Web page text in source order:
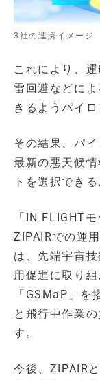
3社の連携イメージ
これにより、
雷回避などに
きるようパイ
その結果、パ
最新の悪天候
トを選択でき
「IN FLIGHT
ZIPAIRでの運
は、先端宇宙
用促進に取り
「GSMaP」を
と飛行中作業
す。
今後、ZIPAIR